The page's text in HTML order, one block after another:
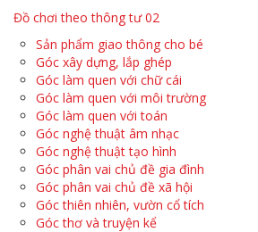
Đồ chơi theo thông tư 02
Sản phẩm giao thông cho bé
Góc xây dựng, lắp ghép
Góc làm quen với chữ cái
Góc làm quen với môi trường
Góc làm quen với toán
Góc nghệ thuật âm nhạc
Góc nghệ thuật tạo hình
Góc phân vai chủ đề gia đình
Góc phân vai chủ đề xã hội
Góc thiên nhiên, vườn cổ tích
Góc thơ và truyện kể